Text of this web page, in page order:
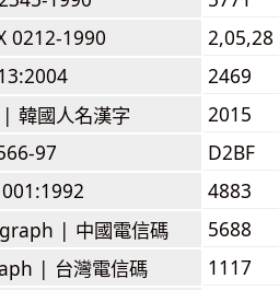
0212-1990
2,05,28
2469
韓國人名漢字
2015
97
D2BF
4883
| 中國電信碼
5688
| 台灣電信碼
1117